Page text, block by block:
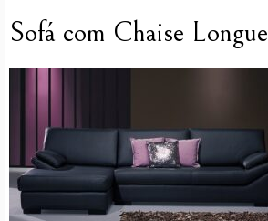
Sofá com Chaise Longue